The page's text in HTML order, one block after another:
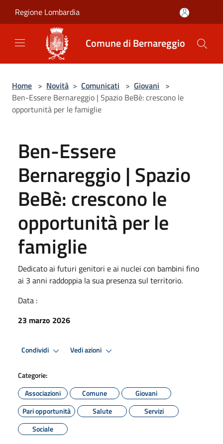
Regione Lombardia
Comune di Bernareggio
Home > Novità > Comunicati > Giovani >
Ben-Essere Bernareggio | Spazio BeBè: crescono le
opportunità per le famiglie
Ben-Essere
Bernareggio | Spazio
BeBè: crescono le
opportunità per le
famiglie
Dedicato ai futuri genitori e ai nuclei con bambini fino
ai 3 anni raddoppia la sua presenza sul territorio.
Data :
23 marzo 2026
Condividi Vedi azioni
Categorie:
Associazioni
Comune
Giovani
Pari opportunità
Salute
Servizi
Sociale